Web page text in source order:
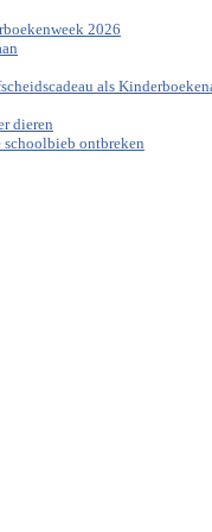
2026
als
dieren
ontbreken